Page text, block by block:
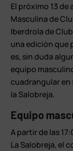
El próximo 13 de
Masculina de
Iberdrola de
una edición que
es, sin duda
equipo
cuadrangular en
la Salobreja.
Equipo
A partir de las
La Salobreja, el